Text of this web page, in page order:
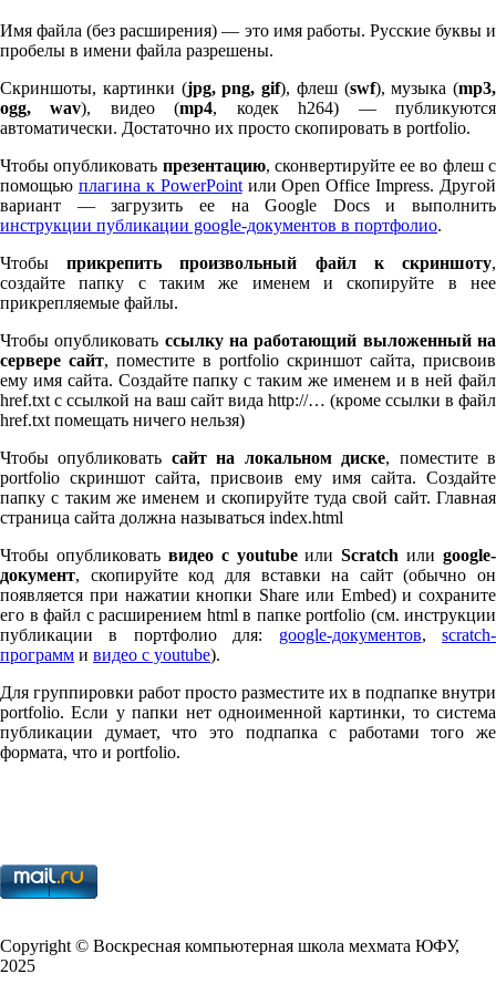
Имя файла (без расширения) — это имя работы. Русские буквы и
пробелы в имени файла разрешены.
Скриншоты, картинки (jpg, png, gif), флеш (swf), музыка (mp3,
ogg, wav), видео (mp4, кодек h264) — публикуются
автоматически. Достаточно их просто скопировать в port­fo­lio.
Чтобы опубликовать презентацию, сконвертируйте ее во флеш с
помощью плагина к Pow­er­Pointили Open Office Impress. Другой
вариант — загрузить ее на Google Docs и выполнить
инструкции публикации google-документов в портфолио.
Чтобыприкрепить произвольный файл к скриншоту,
создайте папку с таким же именем и скопируйте в нее
прикрепляемые файлы.
Чтобы опубликовать ссылку на работающий выложенный на
сервере сайт, поместите в port­fo­lio скриншот сайта, присвоив
ему имя сайта. Создайте папку с таким же именем и в ней файл
href.txt с ссылкой на ваш сайт вида http://… (кроме ссылки в файл
href.txt помещать ничего нельзя)
Чтобы опубликовать сайт на локальном диске, поместите в
port­fo­lio скриншот сайта, присвоив ему имя сайта. Создайте
папку с таким же именем и скопируйте туда свой сайт. Главная
страница сайта должна называться index.html
Чтобы опубликовать видео с youtubeилиScratch или google-
документ, скопируйте код для вставки на сайт (обычно он
появляется при нажатии кнопки Share или Embed) и сохраните
его в файл с расширением html в папке port­fo­lio (см. инструкции
публикации в портфолио для: google-документов,scratch-
программ и видео с youtube).
Для группировки работ просто разместите их в подпапке внутри
port­fo­lio. Если у папки нет одноименной картинки, то система
публикации думает, что это подпапка с работами того же
формата, что и port­fo­lio.
Copy­right © Воскресная компьютерная школа мехмата ЮФУ,
2025